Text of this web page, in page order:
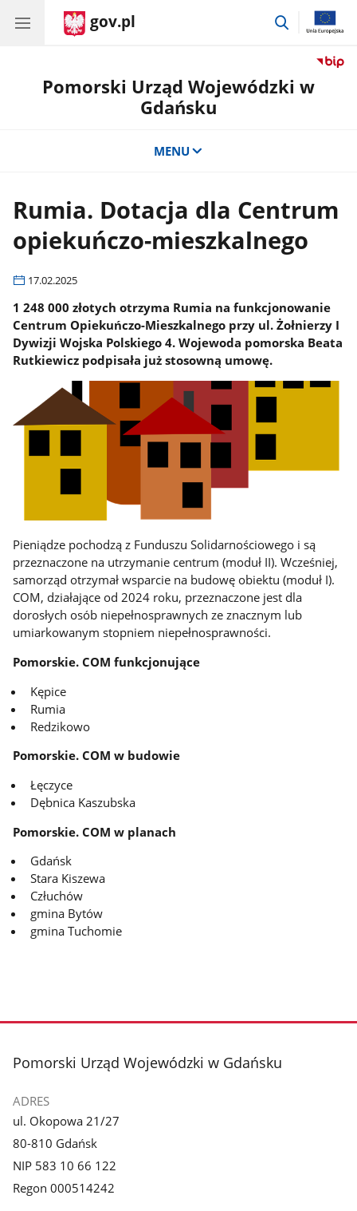
gov.pl
przejdź
Pomorski Urząd Wojewódzki w
Gdańsku
MENU
Rumia. Dotacja dla Centrum
opiekuńczo-mieszkalnego
17.02.2025
1 248 000 złotych otrzyma Rumia na funkcjonowanie
Centrum Opiekuńczo-Mieszkalnego przy ul. Żołnierzy I
Dywizji Wojska Polskiego 4. Wojewoda pomorska Beata
Rutkiewicz podpisała już stosowną umowę.
Pieniądze pochodzą z Funduszu Solidarnościowego i są
przeznaczone na utrzymanie centrum (moduł II). Wcześniej,
samorząd otrzymał wsparcie na budowę obiektu (moduł I).
COM, działające od 2024 roku, przeznaczone jest dla
dorosłych osób niepełnosprawnych ze znacznym lub
umiarkowanym stopniem niepełnosprawności.
Pomorskie. COM funkcjonujące
Kępice
Rumia
Redzikowo
Pomorskie. COM w budowie
Łęczyce
Dębnica Kaszubska
Pomorskie. COM w planach
Gdańsk
Stara Kiszewa
Człuchów
gmina Bytów
gmina Tuchomie
stopka
Pomorski Urząd Wojewódzki w Gdańsku
ADRES
ul. Okopowa 21/27
80-810 Gdańsk
NIP 583 10 66 122
Regon 000514242